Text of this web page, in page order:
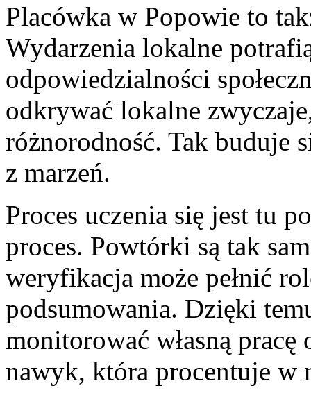
Placówka w Popowie to
Wydarzenia lokalne
odpowiedzialności
odkrywać lokalne
różnorodność. Tak buduje
z marzeń.
Proces uczenia się jest tu
proces. Powtórki są tak
weryfikacja może pełnić
podsumowania. Dzięki
monitorować własną
nawyk, która procentuje w